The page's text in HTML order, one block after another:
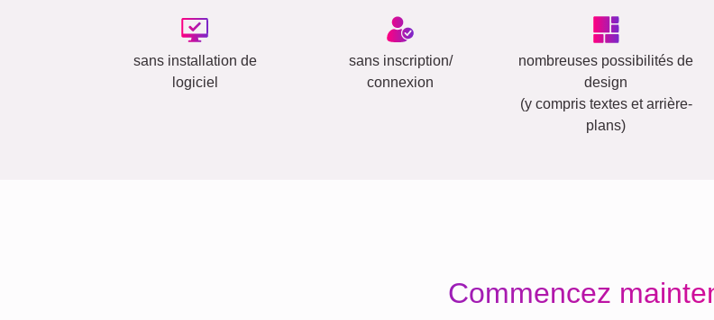
sans installation de
logiciel
sans inscription/
connexion
nombreuses possibilités de
design
(y compris textes et arrière-
plans)
Commencez